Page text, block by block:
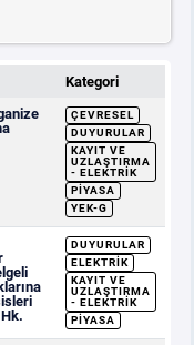
Kategori
ÇEVRESEL
DUYURULAR
KAYIT VE
UZLAŞTIRMA
- ELEKTRIK
PIYASA
YEK-G
DUYURULAR
ELEKTRIK
KAYIT VE
UZLAŞTIRMA
- ELEKTRIK
PIYASA